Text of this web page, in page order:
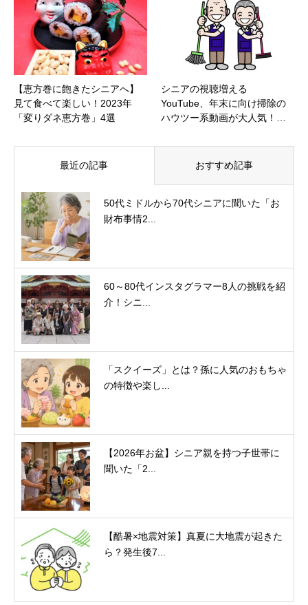
【恵方巻に飽きたシニアへ】
見て食べて楽しい！2023年
「変りダネ恵方巻」4選
シニアの視聴増える
YouTube、年末に向け掃除の
ハウツー系動画が大人気！…
最近の記事 おすすめ記事
50代ミドルから70代シニアに聞いた「お
財布事情2...
60～80代インスタグラマー8人の挑戦を紹
介！シニ...
「スクイーズ」とは？孫に人気のおもちゃ
の特徴や楽し...
【2026年お盆】シニア親を持つ子世帯に
聞いた「2...
【酷暑×地震対策】真夏に大地震が起きた
ら？発生後7...